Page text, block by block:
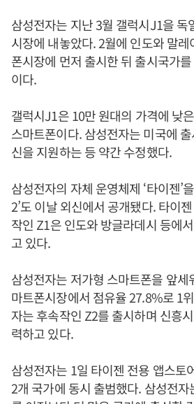
삼성전자는 지난 3월 갤럭시J1을 독
시장에 내놓았다. 2월에 인도와 말
폰시장에 먼저 출시한 뒤 출시국가
이다.
갤럭시J1은 10만 원대의 가격에 낮
스마트폰이다. 삼성전자는 미국에
신을 지원하는 등 약간 수정했다.
삼성전자의 자체 운영체제 ‘타이젠’
2’도 이날 외신에서 공개됐다. 타이
작인 Z1은 인도와 방글라데시 등에
고 있다.
삼성전자는 저가형 스마트폰을 앞세
마트폰시장에서 점유율 27.8%로 1
자는 후속작인 Z2를 출시하며 신흥
력하고 있다.
삼성전자는 1일 타이젠 전용 앱스토
2개 국가에 동시 출범했다. 삼성전